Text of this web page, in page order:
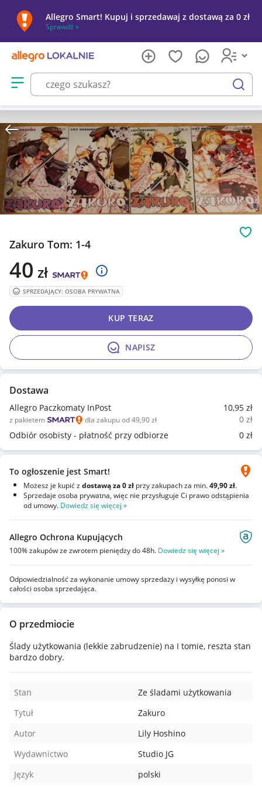
Allegro Smart! Kupuj i sprzedawaj z dostawą za 0 zł
Sprawdź »
Otwórz menu z kategoriami
szukaj
Zakuro Tom: 1-4
40 zł
SPRZEDAJĄCY: OSOBA PRYWATNA
NAPISZ
KUP TERAZ
Dostawa
Allegro Paczkomaty InPost 10,95 zł
z pakietem dla zakupu od 49,90 zł 0 zł
Odbiór osobisty - płatność przy odbiorze
0 zł
To ogłoszenie jest Smart!
Możesz je kupić zdostawą za 0 zł przy zakupach za min.49,90 zł.
Sprzedaje osoba prywatna, więc nie przysługuje Ci prawo odstąpienia
od umowy. Dowiedz się więcej »
Allegro Ochrona Kupujących
100% zakupów ze zwrotem pieniędzy do 48h. Dowiedz się więcej »
Odpowiedzialność za wykonanie umowy sprzedaży i wysyłkę ponosi w
całości osoba sprzedająca.
O przedmiocie
Ślady użytkowania (lekkie zabrudzenie) na I tomie, reszta stan
bardzo dobry.
Stan
Ze śladami użytkowania
Tytuł
Zakuro
Autor
Lily Hoshino
Wydawnictwo
Studio JG
Język
polski